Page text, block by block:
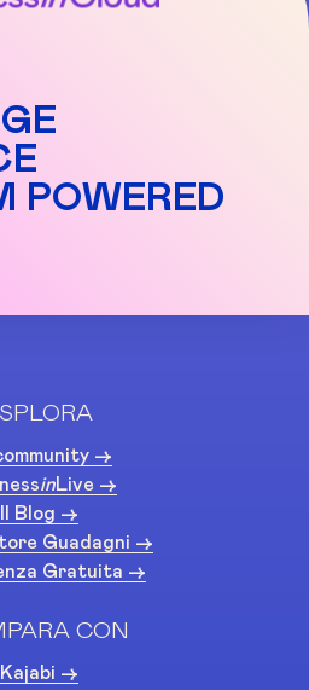
POWERED
->
inLive ->
Il Blog ->
Guadagni ->
Gratuita ->
CON
Kajabi ->